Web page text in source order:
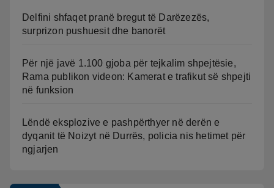
Delfini shfaqet pranë bregut të Darëzezës,
surprizon pushuesit dhe banorët
Për një javë 1.100 gjoba për tejkalim shpejtësie,
Rama publikon videon: Kamerat e trafikut së shpejti
në funksion
Lëndë eksplozive e pashpërthyer në derën e
dyqanit të Noizyt në Durrës, policia nis hetimet për
ngjarjen